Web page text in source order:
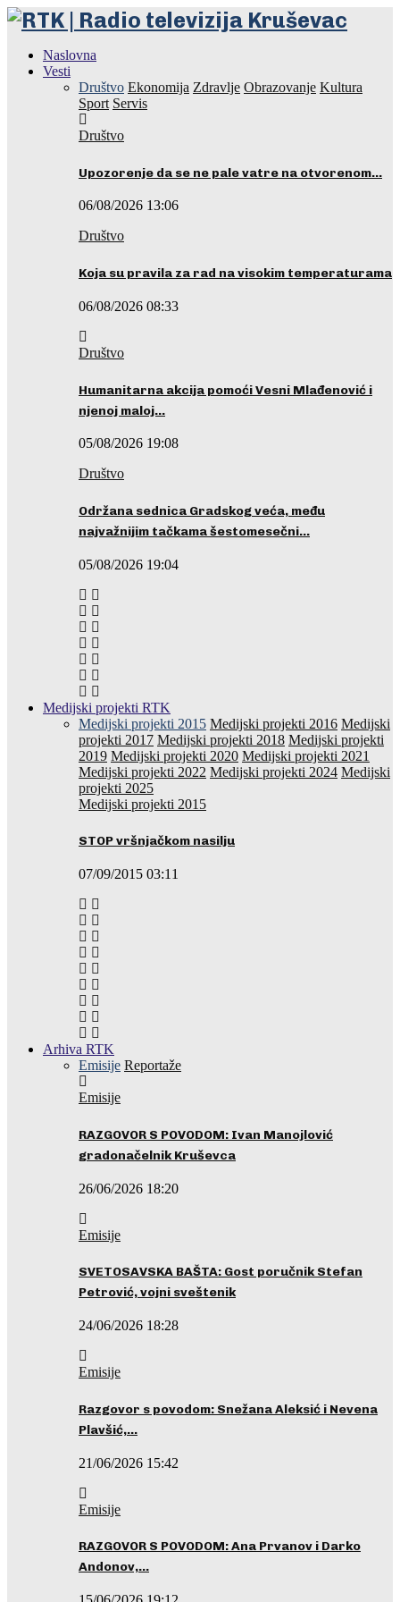
Naslovna
Vesti
Društvo Ekonomija Zdravlje Obrazovanje Kultura
Sport Servis
Društvo
Upozorenje da se ne pale vatre na otvorenom…
06/08/2026 13:06
Društvo
Koja su pravila za rad na visokim temperaturama
06/08/2026 08:33
Društvo
Humanitarna akcija pomoći Vesni Mlađenović i
njenoj maloj…
05/08/2026 19:08
Društvo
Održana sednica Gradskog veća, među
najvažnijim tačkama šestomesečni…
05/08/2026 19:04
Medijski projekti RTK
Medijski projekti 2015 Medijski projekti 2016 Medijski
projekti 2017 Medijski projekti 2018 Medijski projekti
2019 Medijski projekti 2020 Medijski projekti 2021
Medijski projekti 2022 Medijski projekti 2024 Medijski
projekti 2025
Medijski projekti 2015
STOP vršnjačkom nasilju
07/09/2015 03:11
Arhiva RTK
Emisije Reportaže
Emisije
RAZGOVOR S POVODOM: Ivan Manojlović
gradonačelnik Kruševca
26/06/2026 18:20
Emisije
SVETOSAVSKA BAŠTA: Gost poručnik Stefan
Petrović, vojni sveštenik
24/06/2026 18:28
Emisije
Razgovor s povodom: Snežana Aleksić i Nevena
Plavšić,…
21/06/2026 15:42
Emisije
RAZGOVOR S POVODOM: Ana Prvanov i Darko
Andonov,…